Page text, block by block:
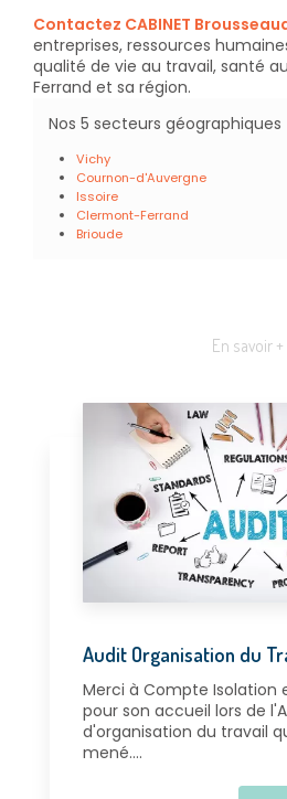
Contactez CABINET
entreprises, ressources
qualité de vie au travail, santé
Ferrand et sa région.
Nos 5 secteurs géographiques
Vichy
Cournon-d'Auvergne
Issoire
Clermont-Ferrand
Brioude
En savoir +
Audit Organisation du
Merci à Compte Isolation
pour son accueil lors de
d'organisation du travail
mené....